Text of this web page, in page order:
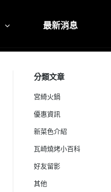
最新消息
分類文章
宮綺火鍋
優惠資訊
新菜色介紹
瓦崎燒烤小百科
好友留影
其他